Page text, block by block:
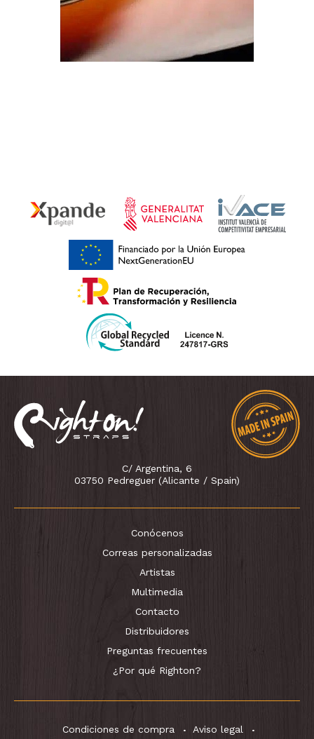
C/ Argentina, 6
03750 Pedreguer (Alicante / Spain)
Conócenos
Correas personalizadas
Artistas
Multimedia
Contacto
Distribuidores
Preguntas frecuentes
¿Por qué Righton?
Condiciones de compra Aviso legal